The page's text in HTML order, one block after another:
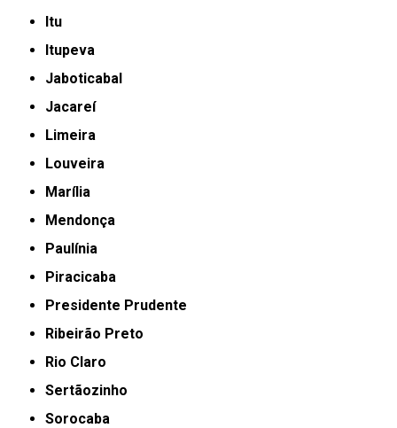
Itu
Itupeva
Jaboticabal
Jacareí
Limeira
Louveira
Marília
Mendonça
Paulínia
Piracicaba
Presidente Prudente
Ribeirão Preto
Rio Claro
Sertãozinho
Sorocaba